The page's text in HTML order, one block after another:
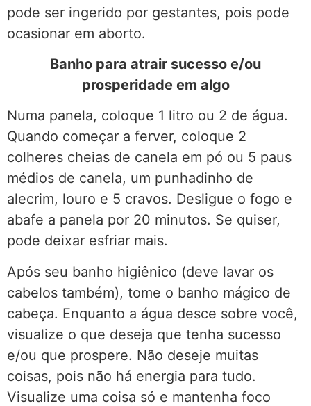
pode ser ingerido por gestantes, pois pode
ocasionar em aborto.
Banho para atrair sucesso e/ou
prosperidade em algo
Numa panela, coloque 1 litro ou 2 de água.
Quando começar a ferver, coloque 2
colheres cheias de canela em pó ou 5 paus
médios de canela, um punhadinho de
alecrim, louro e 5 cravos. Desligue o fogo e
abafe a panela por 20 minutos. Se quiser,
pode deixar esfriar mais.
Após seu banho higiênico (deve lavar os
cabelos também), tome o banho mágico de
cabeça. Enquanto a água desce sobre você,
visualize o que deseja que tenha sucesso
e/ou que prospere. Não deseje muitas
coisas, pois não há energia para tudo.
Visualize uma coisa só e mantenha foco